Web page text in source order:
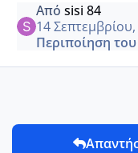
Από sisi 84
14
Περιποίηση